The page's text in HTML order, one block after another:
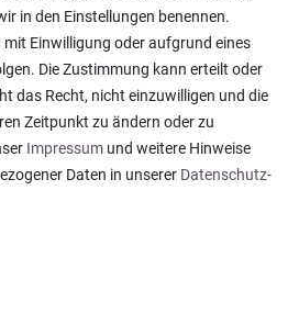
prompte Lieferung und
05.08.2026
29.07.2026
in den Einstellungen benennen.
Einwilligung oder aufgrund eines
Die Zustimmung kann erteilt oder
das Recht, nicht einzuwilligen und die
Zeitpunkt zu ändern oder zu
Impressum und weitere Hinweise
Daten in unserer Daten­schutz­